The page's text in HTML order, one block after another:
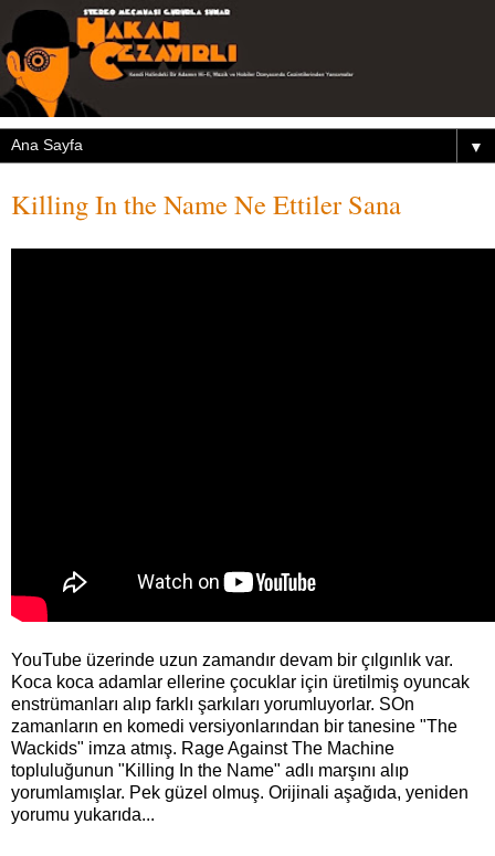
▼
Killing In the Name Ne Ettiler Sana
YouTube üzerinde uzun zamandır devam bir çılgınlık var.
Koca koca adamlar ellerine çocuklar için üretilmiş oyuncak
enstrümanları alıp farklı şarkıları yorumluyorlar. SOn
zamanların en komedi versiyonlarından bir tanesine "The
Wackids" imza atmış. Rage Against The Machine
topluluğunun "Killing In the Name" adlı marşını alıp
yorumlamışlar. Pek güzel olmuş. Orijinali aşağıda, yeniden
yorumu yukarıda...